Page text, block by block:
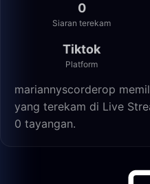
0
Siaran terekam
Tiktok
Platform
mariannyscorderop
yang terekam di Live
0 tayangan.